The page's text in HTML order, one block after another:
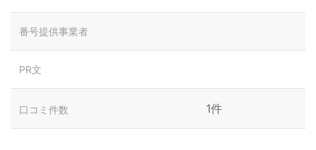
番号提供事業者
PR文
口コミ件数 1件